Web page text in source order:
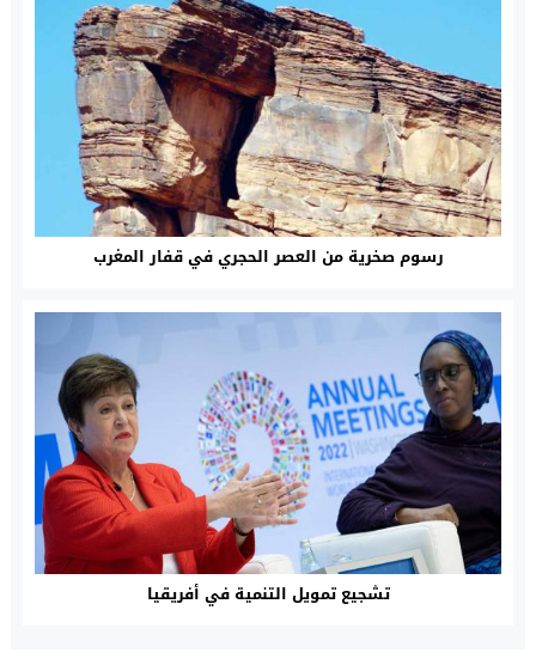
رسوم صخرية من العصر الحجري في قفار المغرب
تشجيع تمويل التنمية في أفريقيا